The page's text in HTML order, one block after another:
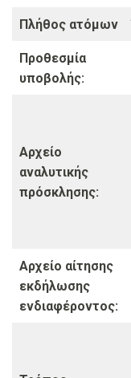
Πλήθος ατόμων
Προθεσμία
υποβολής:
Αρχείο
αναλυτικής
πρόσκλησης:
Αρχείο αίτησης
εκδήλωσης
ενδιαφέροντος: